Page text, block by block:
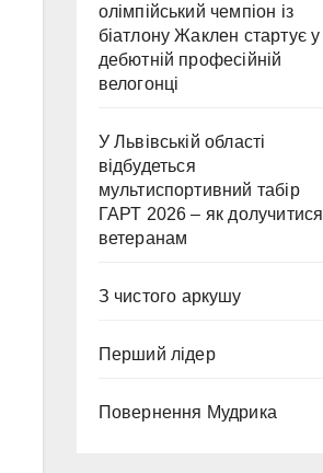
олімпійський чемпіон із
біатлону Жаклен стартує у
дебютній професійній
велогонці
У Львівській області
відбудеться
мультиспортивний табір
ГАРТ 2026 – як долучитися
ветеранам
З чистого аркушу
Перший лідер
Повернення Мудрика